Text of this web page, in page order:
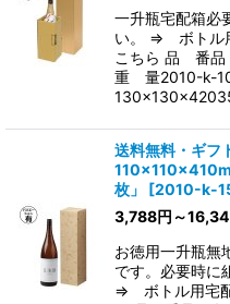
一升瓶宅配箱必
い。 ⇒ ボトル
こちら 品 番品
重 量2010-k-
送料無料・ギフ
枚」
[2010-k-
3,788円 ～
お徳用一升瓶無
です。必要時に
⇒ ボトル用宅